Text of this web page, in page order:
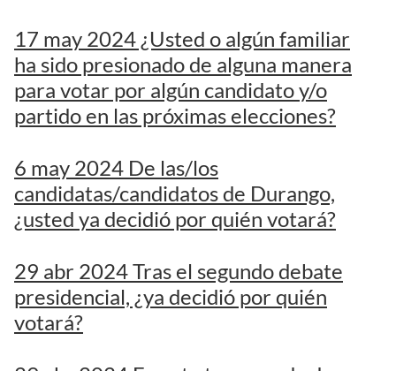
17 may 2024 ¿Usted o algún familiar
ha sido presionado de alguna manera
para votar por algún candidato y/o
partido en las próximas elecciones?
6 may 2024 De las/los
candidatas/candidatos de Durango,
¿usted ya decidió por quién votará?
29 abr 2024 Tras el segundo debate
presidencial, ¿ya decidió por quién
votará?